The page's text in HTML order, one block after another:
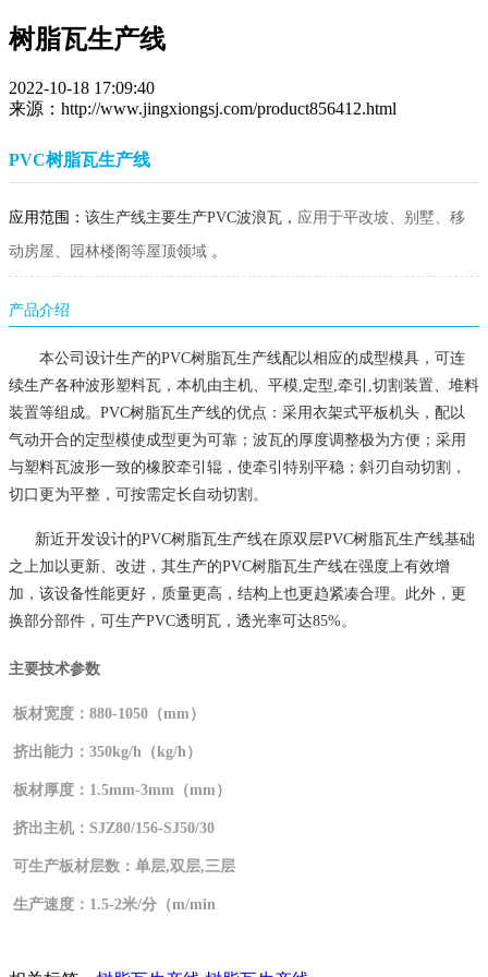
树脂瓦生产线
2022-10-18 17:09:40
来源：http://www.jingxiongsj.com/product856412.html
PVC树脂瓦生产线
应用范围： 该生产线主要生产PVC波浪瓦， 应用于平改坡、别墅、移
动房屋、园林楼阁等屋顶领域 。
产品介绍
本公司 设计生产的PVC树脂瓦生产线配以相应的成型模具，可连
续生产各种波形塑料瓦，本机由主机、平模,定型,牵引,切割装置、堆料
装置等组成。PVC树脂瓦生产线的优点：采用衣架式平板机头，配以
气动开合的定型模使成型更为可靠；波瓦的厚度调整极为方便；采用
与塑料瓦波形一致的橡胶牵引辊，使牵引特别平稳；斜刃自动切割，
切口更为平整，可按需定长自动切割。
新近开发设计的PVC树脂瓦生产线在原双层PVC树脂瓦生产线基础
之上加以更新、改进，其生产的PVC树脂瓦生产线在强度上有效增
加，该设备性能更好，质量更高，结构上也更趋紧凑合理。此外，更
换部分部件，可生产PVC透明瓦，透光率可达85%。
主要技术参数
板材宽度： 880-1050（mm）
挤出能力： 350kg/h（kg/h）
板材厚度： 1.5mm-3mm（mm）
挤出主机 ： SJZ80/156-SJ50/30
可生产板材层数：单层,双层,三层
生产速度： 1.5-2米/分（m/min